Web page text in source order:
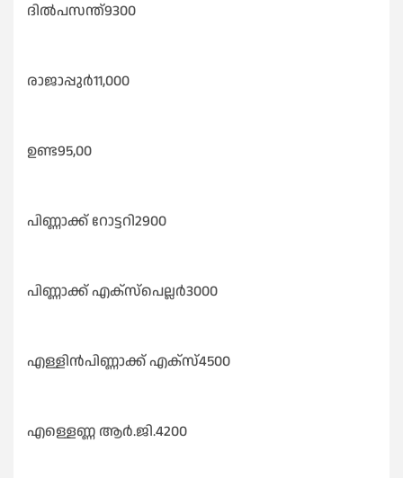
ദിൽപസന്ത്‌9300
രാജാപ്പുർ11,000
ഉണ്ട95,00
പിണ്ണാക്ക് റോട്ടറി2900
പിണ്ണാക്ക് എക്സ്പെല്ലർ3000
എള്ളിൻപിണ്ണാക്ക് എക്സ്4500
എള്ളെണ്ണ ആർ.ജി.4200